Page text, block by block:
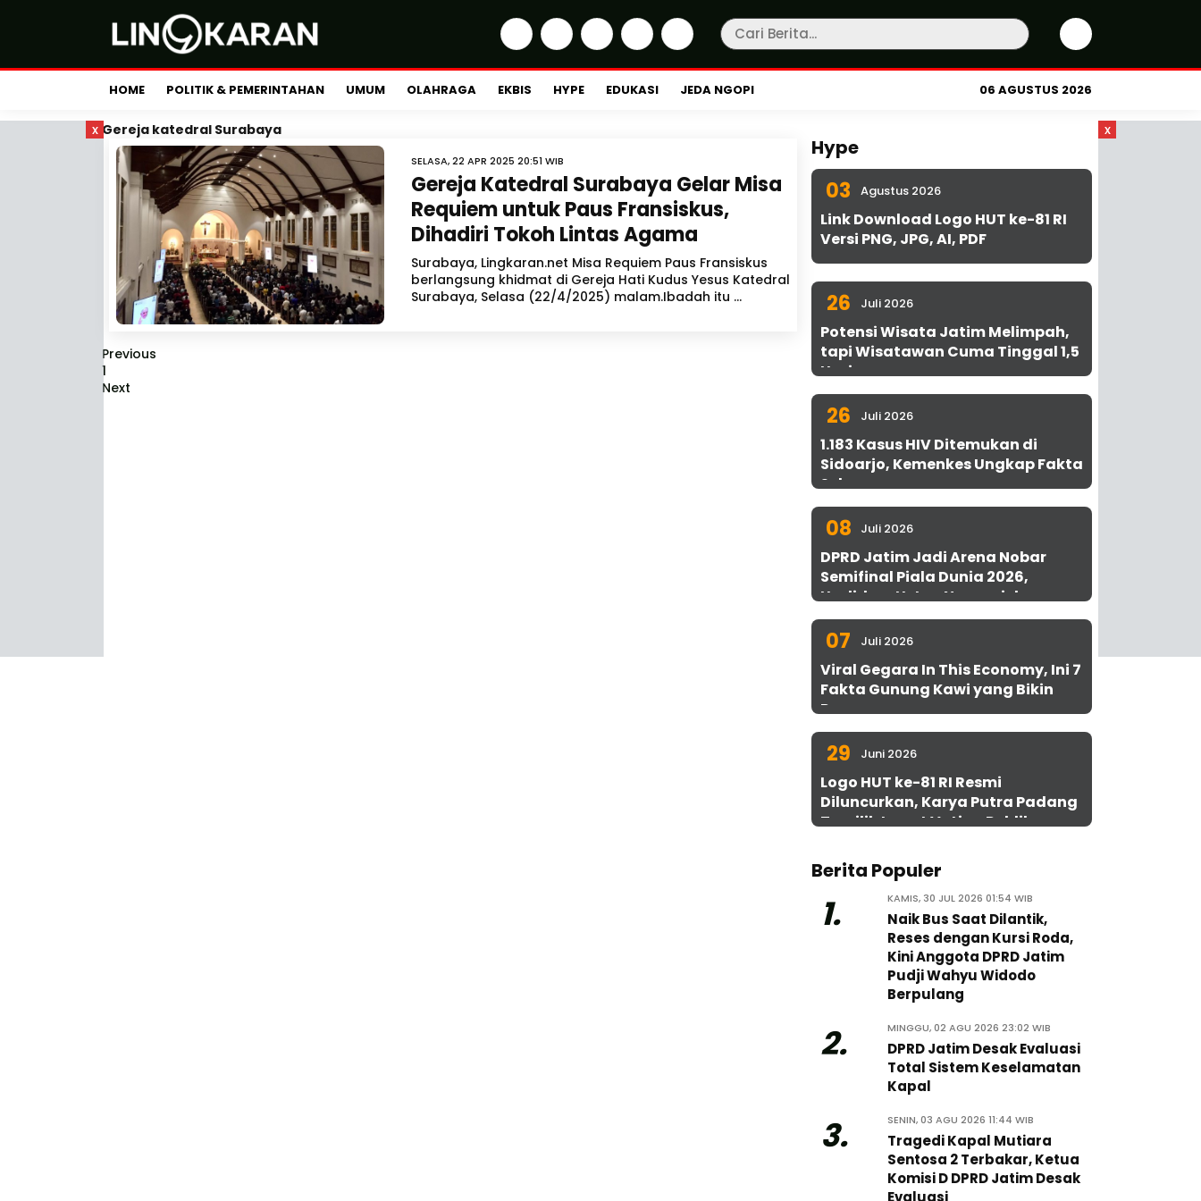
HOME POLITIK & PEMERINTAHAN UMUM OLAHRAGA EKBIS HYPE EDUKASI JEDA NGOPI 06 AGUSTUS 2026
x x
Gereja katedral Surabaya
SELASA, 22 APR 2025 20:51 WIB
Gereja Katedral Surabaya Gelar Misa
Requiem untuk Paus Fransiskus,
Dihadiri Tokoh Lintas Agama
Surabaya, Lingkaran.net Misa Requiem Paus Fransiskus
berlangsung khidmat di Gereja Hati Kudus Yesus Katedral
Surabaya, Selasa (22/4/2025) malam.Ibadah itu ...
Previous
1
Next
Hype
03 Agustus 2026
Link Download Logo HUT ke-81 RI
Versi PNG, JPG, AI, PDF
26 Juli 2026
Potensi Wisata Jatim Melimpah,
tapi Wisatawan Cuma Tinggal 1,5
Hari
26 Juli 2026
1.183 Kasus HIV Ditemukan di
Sidoarjo, Kemenkes Ungkap Fakta
Sebenarnya
08 Juli 2026
DPRD Jatim Jadi Arena Nobar
Semifinal Piala Dunia 2026,
Hadirkan Uston Nawawi dan
UMKM Gratis untuk 1.000 Warga
07 Juli 2026
Viral Gegara In This Economy, Ini 7
Fakta Gunung Kawi yang Bikin
Penasaran
29 Juni 2026
Logo HUT ke-81 RI Resmi
Diluncurkan, Karya Putra Padang
Terpilih Lewat Voting Publik
Berita Populer
1. KAMIS, 30 JUL 2026 01:54 WIB
Naik Bus Saat Dilantik,
Reses dengan Kursi Roda,
Kini Anggota DPRD Jatim
Pudji Wahyu Widodo
Berpulang
2. MINGGU, 02 AGU 2026 23:02 WIB
DPRD Jatim Desak Evaluasi
Total Sistem Keselamatan
Kapal
3. SENIN, 03 AGU 2026 11:44 WIB
Tragedi Kapal Mutiara
Sentosa 2 Terbakar, Ketua
Komisi D DPRD Jatim Desak
Evaluasi